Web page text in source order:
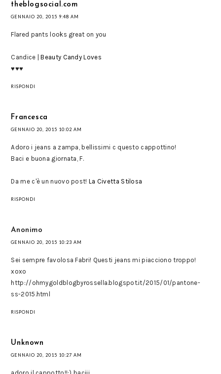
theblogsocial.com
GENNAIO 20, 2015 9:48 AM
Flared pants looks great on you
Candice |Beauty Candy Loves
♥♥♥
RISPONDI
Francesca
GENNAIO 20, 2015 10:02 AM
Adoro i jeans a zampa, bellissimi c questo cappottino!
Baci e buona giornata, F.
Da me c'è un nuovo post! La Civetta Stilosa
RISPONDI
Anonimo
GENNAIO 20, 2015 10:23 AM
Sei sempre favolosa Fabri! Questi jeans mi piacciono troppo!
xoxo
http://ohmygoldblogbyrossella.blogspot.it/2015/01/pantone-
ss-2015.html
RISPONDI
Unknown
GENNAIO 20, 2015 10:27 AM